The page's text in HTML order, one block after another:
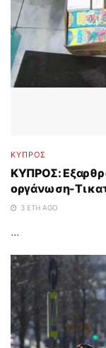
ΚΥΠΡΟΣ
KΥΠΡΟΣ:
οργάνωση-Tι
3 ΈΤΗ AGO
...